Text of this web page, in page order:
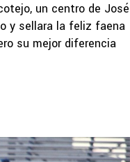
un centro de José
y sellara la feliz faena
su mejor diferencia